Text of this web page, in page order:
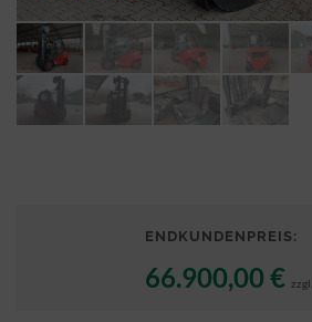
ENDKUNDENPREIS:
66.900,00 €